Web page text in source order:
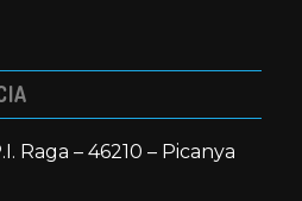
Raga – 46210 – Picanya